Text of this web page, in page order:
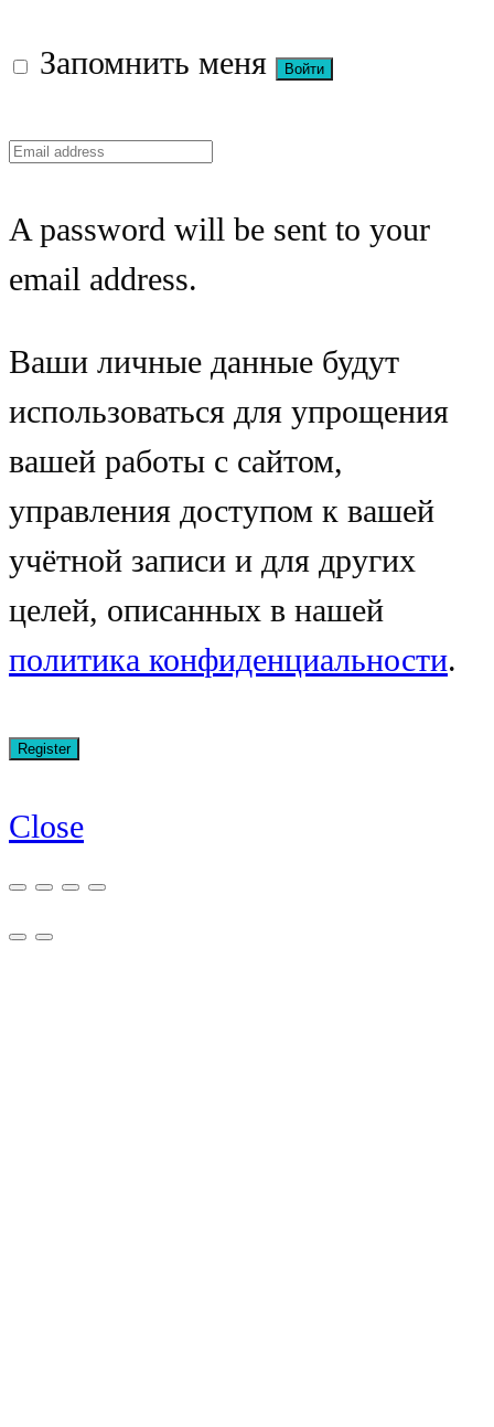
Запомнить меня
A password will be sent to your
email address.
Ваши личные данные будут
использоваться для упрощения
вашей работы с сайтом,
управления доступом к вашей
учётной записи и для других
целей, описанных в нашей
политика конфиденциальности.
Close